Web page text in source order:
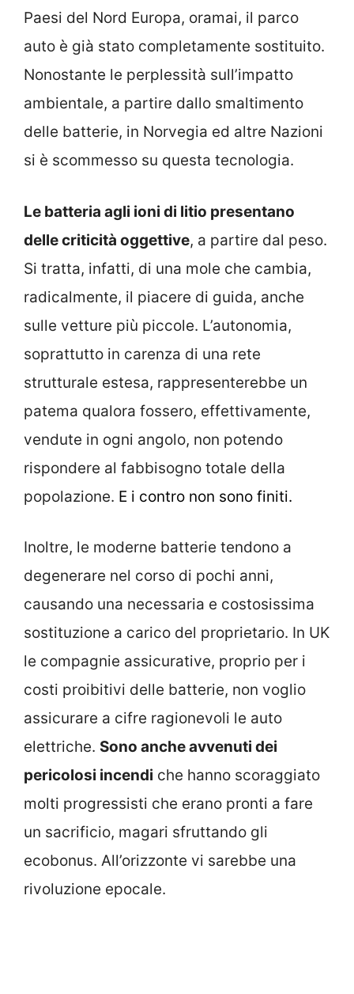
Paesi del Nord Europa, oramai, il parco
auto è già stato completamente sostituito.
Nonostante le perplessità sull’impatto
ambientale, a partire dallo smaltimento
delle batterie, in Norvegia ed altre Nazioni
si è scommesso su questa tecnologia.
Le batteria agli ioni di litio presentano
delle criticità oggettive, a partire dal peso.
Si tratta, infatti, di una mole che cambia,
radicalmente, il piacere di guida, anche
sulle vetture più piccole. L’autonomia,
soprattutto in carenza di una rete
strutturale estesa, rappresenterebbe un
patema qualora fossero, effettivamente,
vendute in ogni angolo, non potendo
rispondere al fabbisogno totale della
popolazione. E i contro non sono finiti.
Inoltre, le moderne batterie tendono a
degenerare nel corso di pochi anni,
causando una necessaria e costosissima
sostituzione a carico del proprietario. In UK
le compagnie assicurative, proprio per i
costi proibitivi delle batterie, non voglio
assicurare a cifre ragionevoli le auto
elettriche. Sono anche avvenuti dei
pericolosi incendi che hanno scoraggiato
molti progressisti che erano pronti a fare
un sacrificio, magari sfruttando gli
ecobonus. All’orizzonte vi sarebbe una
rivoluzione epocale.